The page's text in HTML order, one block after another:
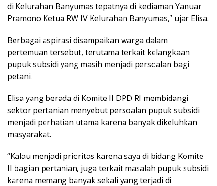
di Kelurahan Banyumas tepatnya di kediaman Yanuar
Pramono Ketua RW IV Kelurahan Banyumas,” ujar Elisa.
Berbagai aspirasi disampaikan warga dalam
pertemuan tersebut, terutama terkait kelangkaan
pupuk subsidi yang masih menjadi persoalan bagi
petani.
Elisa yang berada di Komite II DPD RI membidangi
sektor pertanian menyebut persoalan pupuk subsidi
menjadi perhatian utama karena banyak dikeluhkan
masyarakat.
“Kalau menjadi prioritas karena saya di bidang Komite
II bagian pertanian, juga terkait masalah pupuk subsidi
karena memang banyak sekali yang terjadi di